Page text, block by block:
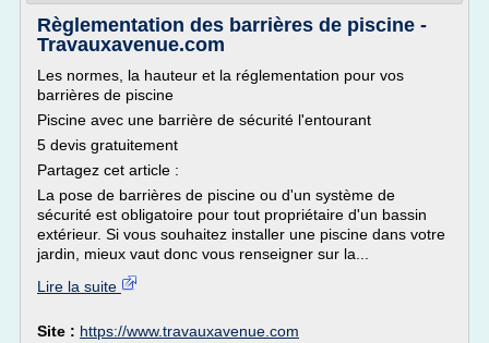
Règlementation des barrières de piscine -
Travauxavenue.com
Les normes, la hauteur et la réglementation pour vos
barrières de piscine
Piscine avec une barrière de sécurité l'entourant
5 devis gratuitement
Partagez cet article :
La pose de barrières de piscine ou d'un système de
sécurité est obligatoire pour tout propriétaire d'un bassin
extérieur. Si vous souhaitez installer une piscine dans votre
jardin, mieux vaut donc vous renseigner sur la...
Lire la suite
Site : https://www.travauxavenue.com